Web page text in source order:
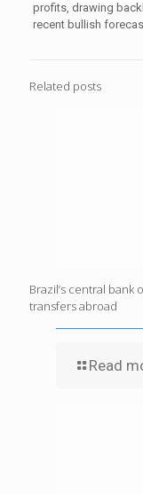
profits, drawing
recent bullish
Related posts
Brazil’s central bank
transfers abroad
Read